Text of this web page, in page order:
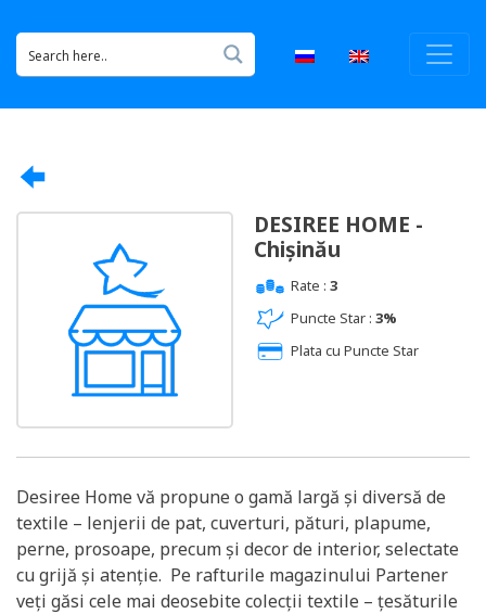
DESIREE HOME -
Chișinău
Rate : 3
Puncte Star : 3%
Plata cu Puncte Star
Desiree Home vă propune o gamă largă și diversă de
textile – lenjerii de pat, cuverturi, pături, plapume,
perne, prosoape, precum și decor de interior, selectate
cu grijă și atenție. Pe rafturile magazinului Partener
veți găsi cele mai deosebite colecții textile – țesăturile